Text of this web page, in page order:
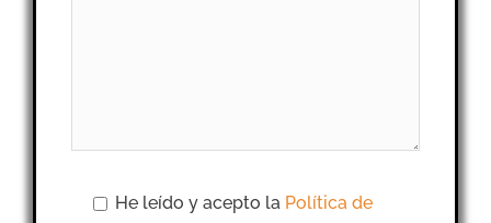
He leído y acepto la Política de